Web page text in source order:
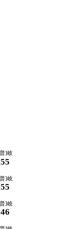
]岐
55
]岐
55
]岐
46